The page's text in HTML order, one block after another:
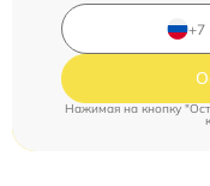
Нажимая на кнопку